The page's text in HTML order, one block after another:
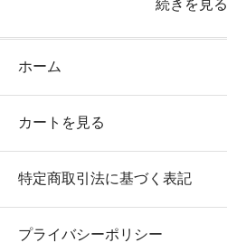
続きを見る
ホーム
カートを見る
特定商取引法に基づく表記
プライバシーポリシー